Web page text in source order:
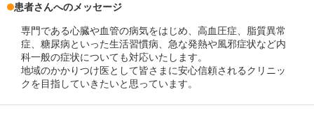
患者さんへのメッセージ
専門である心臓や血管の病気をはじめ、高血圧症、脂質異常
症、糖尿病といった生活習慣病、急な発熱や風邪症状など内
科一般の症状についても対応いたします。
地域のかかりつけ医として皆さまに安心信頼されるクリニッ
クを目指していきたいと思っています。